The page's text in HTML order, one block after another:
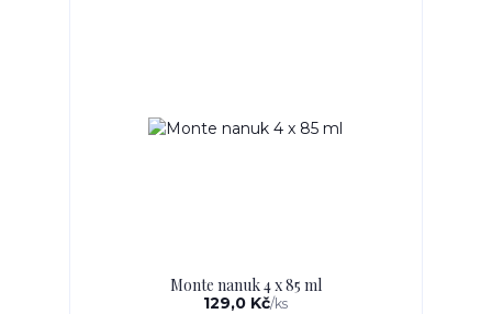
Monte nanuk 4 x 85 ml
129,0 Kč/ks